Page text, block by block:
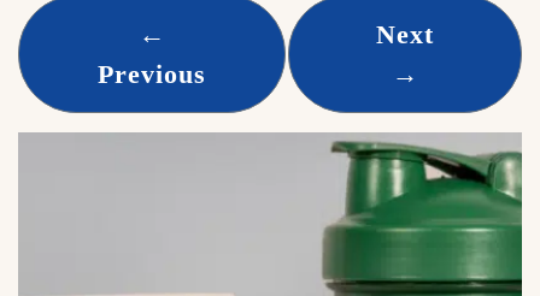
←
Previous
Next
→